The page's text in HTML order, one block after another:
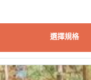
選擇規格